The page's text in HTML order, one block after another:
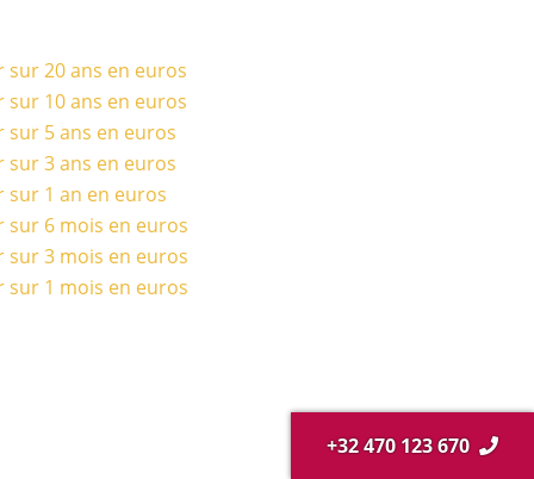
sur 20 ans en euros
sur 10 ans en euros
sur 5 ans en euros
sur 3 ans en euros
sur 1 an en euros
sur 6 mois en euros
sur 3 mois en euros
sur 1 mois en euros
+32 470 123 670